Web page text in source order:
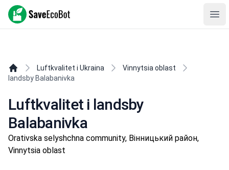
SaveEcoBot
Luftkvalitet i Ukraina
Vinnytsia oblast
landsby Balabanivka
Luftkvalitet i landsby
Balabanivka
Orativska selyshchna community, Вінницький район,
Vinnytsia oblast